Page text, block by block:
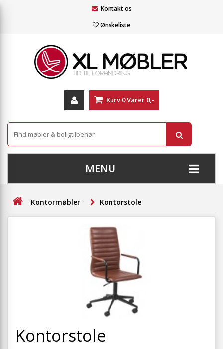
Kontakt os
Ønskeliste
Kurv 0Varer 0,-
MENU
+
STUE
LAMPER
Kontormøbler Kontorstole
Kontorstole